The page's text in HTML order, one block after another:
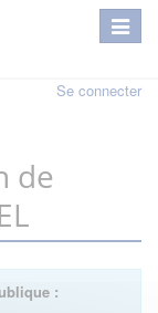
Se connecter
de
: